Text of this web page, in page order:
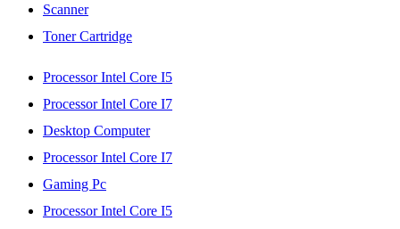
Scanner
Toner Cartridge
Processor Intel Core I5
Processor Intel Core I7
Desktop Computer
Processor Intel Core I7
Gaming Pc
Processor Intel Core I5